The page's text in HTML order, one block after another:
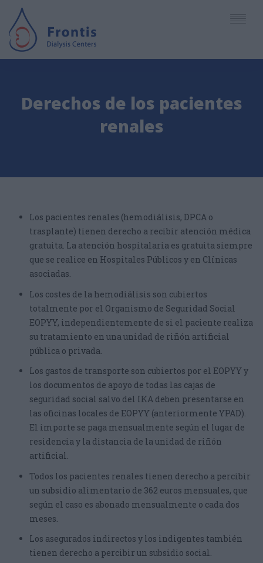
EMPRESA
ARTICULOS - NOTICIAS
CITAS - ACCESO
FOLLOW US ON FACEBOOK
Deutsch
Derechos de los pacientes
renales
Los pacientes renales (hemodiálisis, DPCA o
trasplante) tienen derecho a recibir atención médica
gratuita. La atención hospitalaria es gratuita siempre
que se realice en Hospitales Públicos y en Clínicas
asociadas.
Los costes de la hemodiálisis son cubiertos
totalmente por el Organismo de Seguridad Social
EOPYY, independientemente de si el paciente realiza
su tratamiento en una unidad de riñón artificial
pública o privada.
Los gastos de transporte son cubiertos por el EOPYY y
los documentos de apoyo de todas las cajas de
seguridad social salvo del IKA deben presentarse en
las oficinas locales de EOPYY (anteriormente YPAD).
El importe se paga mensualmente según el lugar de
residencia y la distancia de la unidad de riñón
artificial.
Todos los pacientes renales tienen derecho a percibir
un subsidio alimentario de 362 euros mensuales, que
según el caso es abonado mensualmente o cada dos
meses.
Los asegurados indirectos y los indigentes también
tienen derecho a percibir un subsidio social.